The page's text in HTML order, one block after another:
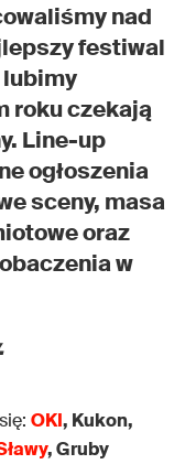
nad
festiwal
roku czekają
Line-up
ogłoszenia
sceny, masa
oraz
w
OKI, Kukon,
, Gruby